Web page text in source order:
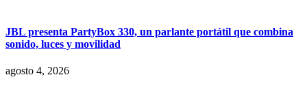
JBL presenta PartyBox 330, un parlante portátil que combina
sonido, luces y movilidad
agosto 4, 2026